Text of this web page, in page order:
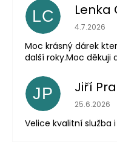
LC Lenka
4.7.2026
Moc krásný dárek
další roky.Moc děkuji
JP Jiří
25.6.2026
Velice kvalitní služba